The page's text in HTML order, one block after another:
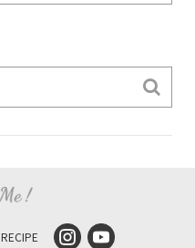
RECIPE